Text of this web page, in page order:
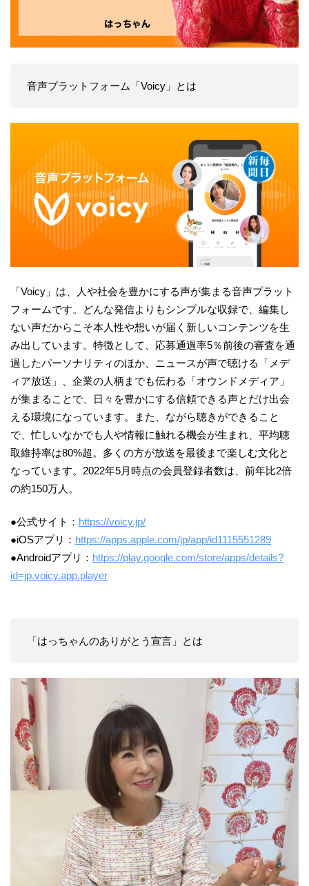
音声プラットフォーム「Voicy」とは
「Voicy」は、人や社会を豊かにする声が集まる音声プラット
フォームです。どんな発信よりもシンプルな収録で、編集し
ない声だからこそ本人性や想いが届く新しいコンテンツを生
み出しています。特徴として、応募通過率5％前後の審査を通
過したパーソナリティのほか、ニュースが声で聴ける「メデ
ィア放送」、企業の人柄までも伝わる「オウンドメディア」
が集まることで、日々を豊かにする信頼できる声とだけ出会
える環境になっています。また、ながら聴きができること
で、忙しいなかでも人や情報に触れる機会が生まれ、平均聴
取維持率は80%超。多くの方が放送を最後まで楽しむ文化と
なっています。2022年5月時点の会員登録者数は、前年比2倍
の約150万人。
●公式サイト： https://voicy.jp/
●iOSアプリ： https://apps.apple.com/jp/app/id1115551289
●Androidアプリ： https://play.google.com/store/apps/details?
id=jp.voicy.app.player
「はっちゃんのありがとう宣言」とは